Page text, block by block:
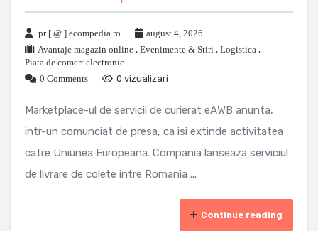
pr [ @ ] ecompedia ro
august 4, 2026
Avantaje magazin online , Evenimente & Stiri , Logistica ,
Piata de comert electronic
0 Comments
0 vizualizari
Marketplace-ul de servicii de curierat eAWB anunta,
intr-un comunciat de presa, ca isi extinde activitatea
catre Uniunea Europeana. Compania lanseaza serviciul
de livrare de colete intre Romania ...
Continue reading